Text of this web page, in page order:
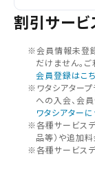
上映スケ
その他の劇場
無料のワタシア
予約を確
都道府県か
北海道
東北
関東
割引サービ
※会員情報未登
だけません。
会員登録はこ
※ワタシアタープ
への入会、会
ワタシアター
※各種サービス
品等）や追加
※各種サービスデ
劇場を変更す
変更しないで
上映日を変更
変更しないで